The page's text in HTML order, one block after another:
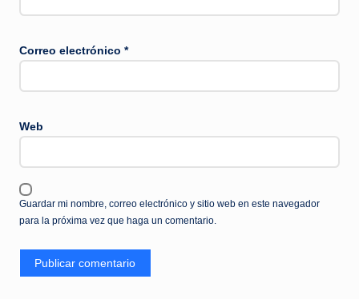
Correo electrónico *
Web
Guardar mi nombre, correo electrónico y sitio web en este navegador
para la próxima vez que haga un comentario.